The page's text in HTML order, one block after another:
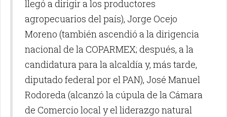
llegó a dirigir a los productores
agropecuarios del país), Jorge Ocejo
Moreno (también ascendió a la dirigencia
nacional de la COPARMEX; después, a la
candidatura para la alcaldía y, más tarde,
diputado federal por el PAN), José Manuel
Rodoreda (alcanzó la cúpula de la Cámara
de Comercio local y el liderazgo natural